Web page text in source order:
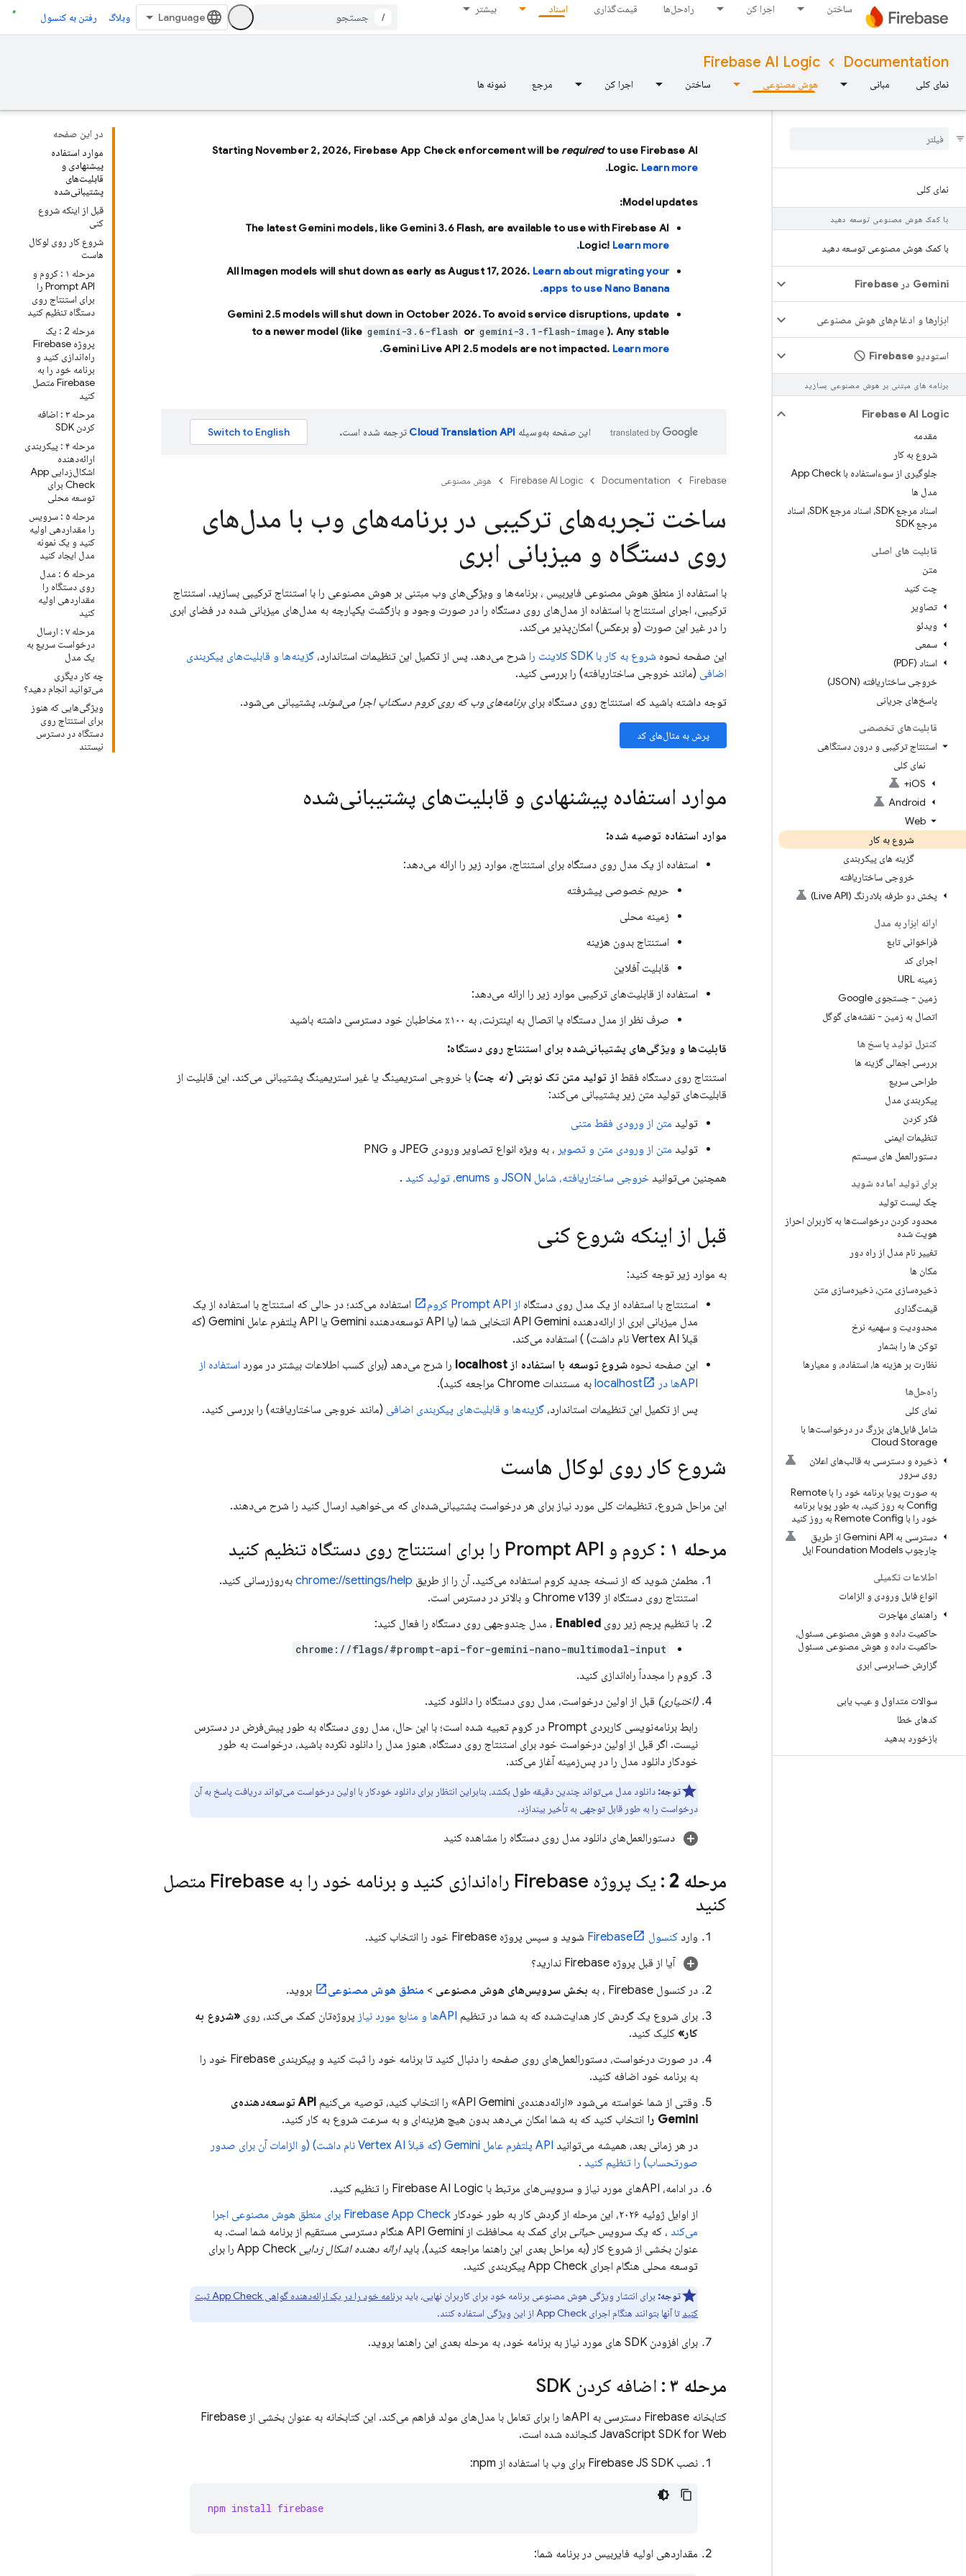
ساختن اجرا کن راه‌حل‌ها قیمت‌گذاری اسناد بیشتر
/ وبلاگ رفتن به کنسول
Documentation
Firebase AI Logic
نمای کلی مبانی هوش مصنوعی ساختن اجرا کن مرجع نمونه ها
نمای کلی
با کمک هوش مصنوعی توسعه دهید
با کمک هوش مصنوعی توسعه دهید
Gemini در Firebase
ابزارها و ادغام‌های هوش مصنوعی
استودیو Firebase
برنامه های مبتنی بر هوش مصنوعی بسازید
Firebase AI Logic
مقدمه
شروع به کار
جلوگیری از سوءاستفاده با App Check
مدل ها
اسناد مرجع SDK، اسناد مرجع SDK، اسناد
مرجع SDK
قابلیت های اصلی
متن
چت کنید
تصاویر
ویدئو
سمعی
اسناد (PDF)
خروجی ساختاریافته (JSON)
پاسخ‌های جریانی
قابلیت‌های تخصصی
استنتاج ترکیبی و درون دستگاهی
نمای کلی
iOS+
Android
Web
شروع به کار
گزینه های پیکربندی
خروجی ساختاریافته
پخش دو طرفه بلادرنگ (Live API)
ارائه ابزار به مدل
فراخوانی تابع
اجرای کد
زمینه URL
زمین - جستجوی Google
اتصال به زمین - نقشه‌های گوگل
کنترل تولید پاسخ ها
بررسی اجمالی گزینه ها
طراحی سریع
پیکربندی مدل
فکر کردن
تنظیمات ایمنی
دستورالعمل های سیستم
برای تولید آماده شوید
چک لیست تولید
محدود کردن درخواست‌ها به کاربران احراز
هویت شده
تغییر نام مدل از راه دور
مکان ها
ذخیره‌سازی متن، ذخیره‌سازی متن
قیمت‌گذاری
محدودیت و سهمیه نرخ
توکن ها را بشمار
نظارت بر هزینه ها، استفاده، و معیارها
راه‌حل‌ها
نمای کلی
شامل فایل‌های بزرگ در درخواست‌ها با
Cloud Storage
ذخیره و دسترسی به قالب‌های اعلان
روی سرور
به صورت پویا برنامه خود را با Remote
Config به روز کنید، به طور پویا برنامه
خود را با Remote Config به روز کنید
دسترسی به Gemini API از طریق
چارچوب Foundation Models اپل
اطلاعات تکمیلی
انواع فایل ورودی و الزامات
راهنمای مهاجرت
حاکمیت داده و هوش مصنوعی مسئول،
حاکمیت داده و هوش مصنوعی مسئول
گزارش حسابرسی ابری
سوالات متداول و عیب یابی
کدهای خطا
بازخورد بدهید
در این صفحه
موارد استفاده
پیشنهادی و
قابلیت‌های
پشتیبانی‌شده
قبل از اینکه شروع
کنی
شروع کار روی لوکال
هاست
مرحله ۱ : کروم و
Prompt API را
برای استنتاج روی
دستگاه تنظیم کنید
مرحله 2 : یک
پروژه Firebase
راه‌اندازی کنید و
برنامه خود را به
Firebase متصل
کنید
مرحله ۳ : اضافه
کردن SDK
مرحله ۴ : پیکربندی
ارائه‌دهنده
اشکال‌زدایی App
Check برای
توسعه محلی
مرحله ۵ : سرویس
را مقداردهی اولیه
کنید و یک نمونه
مدل ایجاد کنید
مرحله 6 : مدل
روی دستگاه را
مقداردهی اولیه
کنید
مرحله ۷ : ارسال
درخواست سریع به
یک مدل
چه کار دیگری
می‌توانید انجام دهید؟
ویژگی‌هایی که هنوز
برای استنتاج روی
دستگاه در دسترس
نیستند
Starting November 2, 2026, Firebase App Check enforcement will be requiredto use Firebase AI
Logic. Learn more.
Model updates:
The latest Gemini models, like Gemini 3.6 Flash, are available to use with Firebase AI
Logic! Learn more.
All Imagen models will shut down as early asAugust 17, 2026. Learn about migrating your
apps to use Nano Banana.
Gemini 2.5 models will shut down in October 2026. To avoid service disruptions, update
to a newer model (like gemini-3.6-flash or gemini-3.1-flash-image ). Any stable
Gemini Live API 2.5 models are not impacted. Learn more.
این صفحه به‌وسیله ترجمه شده است.
Firebase
Documentation
Firebase AI Logic هوش مصنوعی
ساخت تجربه‌های ترکیبی در برنامه‌های وب با مدل‌های
روی دستگاه و میزبانی ابری
با استفاده از منطق هوش مصنوعی فایربیس ، برنامه‌ها و ویژگی‌های وب مبتنی بر هوش مصنوعی را با استنتاج ترکیبی بسازید. استنتاج
ترکیبی، اجرای استنتاج با استفاده از مدل‌های روی دستگاه را در صورت وجود و بازگشت یکپارچه به مدل‌های میزبانی شده در فضای ابری
را در غیر این صورت (و برعکس) امکان‌پذیر می‌کند.
این صفحه نحوه شروع به کار با SDK کلاینت را شرح می‌دهد. پس از تکمیل این تنظیمات استاندارد، گزینه‌ها و قابلیت‌های پیکربندی
اضافی (مانند خروجی ساختاریافته) را بررسی کنید.
توجه داشته باشید که استنتاج روی دستگاه برایبرنامه‌های وب که روی کروم دسکتاپ اجرا می‌شوند، پشتیبانی می‌شود.
پرش به مثال‌های کد
موارد استفاده پیشنهادی و قابلیت‌های پشتیبانی‌شده
موارد استفاده توصیه شده:
استفاده از یک مدل روی دستگاه برای استنتاج، موارد زیر را ارائه می‌دهد:
حریم خصوصی پیشرفته
زمینه محلی
استنتاج بدون هزینه
قابلیت آفلاین
استفاده از قابلیت‌های ترکیبی موارد زیر را ارائه می‌دهد:
صرف نظر از مدل دستگاه یا اتصال به اینترنت، به ۱۰۰٪ مخاطبان خود دسترسی داشته باشید
قابلیت‌ها و ویژگی‌های پشتیبانی‌شده برای استنتاج روی دستگاه:
استنتاج روی دستگاه فقط از تولید متن تک نوبتی (نه چت) با خروجی استریمینگ یا غیر استریمینگ پشتیبانی می‌کند. این قابلیت از
قابلیت‌های تولید متن زیر پشتیبانی می‌کند:
تولید متن از ورودی فقط متنی
تولید متن از ورودی متن و تصویر ، به ویژه انواع تصاویر ورودی JPEG و PNG
همچنین می‌توانید خروجی ساختاریافته، شامل JSON و enums، تولید کنید .
قبل از اینکه شروع کنی
به موارد زیر توجه کنید:
استنتاج با استفاده از یک مدل روی دستگاه از Prompt API کروم
استفاده می‌کند؛ در حالی که استنتاج با استفاده از یک
مدل میزبانی ابری از ارائه‌دهنده API Gemini انتخابی شما (یا API توسعه‌دهنده Gemini یا API پلتفرم عامل
Gemini (که
قبلاً Vertex AI نام داشت)
) استفاده می‌کند.
این صفحه نحوه شروع توسعه با استفاده از localhost را شرح می‌دهد (برای کسب اطلاعات بیشتر در مورد استفاده از
APIها در localhost
به مستندات Chrome مراجعه کنید).
پس از تکمیل این تنظیمات استاندارد، گزینه‌ها و قابلیت‌های پیکربندی اضافی (مانند خروجی ساختاریافته) را بررسی کنید.
شروع کار روی لوکال هاست
این مراحل شروع، تنظیمات کلی مورد نیاز برای هر درخواست پشتیبانی‌شده‌ای که می‌خواهید ارسال کنید را شرح می‌دهند.
مرحله ۱ : کروم و Prompt API را برای استنتاج روی دستگاه تنظیم کنید
مطمئن شوید که از نسخه جدید کروم استفاده می‌کنید. آن را از طریق chrome://settings/help به‌روزرسانی کنید.
استنتاج روی دستگاه از Chrome v139 و بالاتر در دسترس است.
با تنظیم پرچم زیر روی Enabled ، مدل چندوجهی روی دستگاه را فعال کنید:
chrome://flags/#prompt-api-for-gemini-nano-multimodal-input
کروم را مجدداً راه‌اندازی کنید.
(اختیاری) قبل از اولین درخواست، مدل روی دستگاه را دانلود کنید.
رابط برنامه‌نویسی کاربردی Prompt در کروم تعبیه شده است؛ با این حال، مدل روی دستگاه به طور پیش‌فرض در دسترس
نیست. اگر قبل از اولین درخواست خود برای استنتاج روی دستگاه، هنوز مدل را دانلود نکرده باشید، درخواست به طور
خودکار دانلود مدل را در پس‌زمینه آغاز می‌کند.
توجه: دانلود مدل می‌تواند چندین دقیقه طول بکشد، بنابراین انتظار برای دانلود خودکار با اولین درخواست می‌تواند دریافت پاسخ به آن
درخواست را به طور قابل توجهی به تأخیر بیندازد.
دستورالعمل‌های دانلود مدل روی دستگاه را مشاهده کنید
مرحله 2
: یک پروژه Firebase راه‌اندازی کنید و برنامه خود را به Firebase متصل
کنید
وارد کنسول Firebase شوید و سپس پروژه Firebase خود را انتخاب کنید.
آیا از قبل پروژه Firebase ندارید؟
در کنسول Firebase ، به بخش سرویس‌های هوش مصنوعی > منطق هوش مصنوعی
بروید.
برای شروع یک گردش کار هدایت‌شده که به شما در تنظیم APIها و منابع مورد نیاز پروژه‌تان کمک می‌کند، روی «شروع به
کار» کلیک کنید.
در صورت درخواست، دستورالعمل‌های روی صفحه را دنبال کنید تا برنامه خود را ثبت کنید و پیکربندی Firebase خود را
به برنامه خود اضافه کنید.
وقتی از شما خواسته می‌شود «ارائه‌دهنده‌ی API Gemini» را انتخاب کنید، توصیه می‌کنیم
API توسعه‌دهنده‌ی
Gemini را
انتخاب کنید که به شما امکان می‌دهد بدون هیچ هزینه‌ای و به سرعت شروع به کار کنید.
در هر زمانی بعد، همیشه می‌توانید API پلتفرم عامل
(و الزامات آن برای صدور
صورتحساب) را تنظیم کنید .
در ادامه، APIهای مورد نیاز و سرویس‌های مرتبط با
Firebase AI Logic را تنظیم کنید.
از اوایل ژوئیه ۲۰۲۶، این مرحله از گردش کار به طور خودکار
Firebase App Check برای منطق هوش مصنوعی اجرا
می‌کند ، که یک سرویس حیاتی برای کمک به محافظت از API Gemini هنگام دسترسی مستقیم از برنامه شما است. به
عنوان بخشی از شروع کار (به مراحل بعدی این راهنما مراجعه کنید)، بایدارائه دهنده اشکال زدایی App Check را برای
توسعه محلی هنگام اجرای App Check پیکربندی کنید.
توجه: برای انتشار ویژگی هوش مصنوعی برنامه خود برای کاربران نهایی، باید برنامه خود را در یک ارائه‌دهنده گواهیApp Checkثبت
کنید تا آنها بتوانند هنگام اجرای App Check از این ویژگی استفاده کنند.
برای افزودن SDK های مورد نیاز به برنامه خود، به مرحله بعدی این راهنما بروید.
مرحله ۳ : اضافه کردن SDK
کتابخانه Firebase دسترسی به APIها را برای تعامل با مدل‌های مولد فراهم می‌کند. این کتابخانه به عنوان بخشی از Firebase
JavaScript SDK for Web گنجانده شده است.
نصب Firebase JS SDK برای وب با استفاده از npm:
npm install firebase
مقداردهی اولیه فایربیس در برنامه شما: